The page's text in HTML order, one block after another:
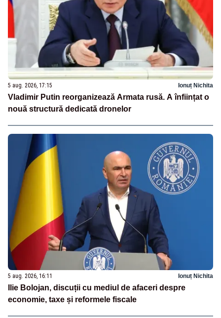
5 aug. 2026, 17:15 Ionuț Nichita
Vladimir Putin reorganizează Armata rusă. A înființat o
nouă structură dedicată dronelor
5 aug. 2026, 16:11 Ionuț Nichita
Ilie Bolojan, discuții cu mediul de afaceri despre
economie, taxe și reformele fiscale